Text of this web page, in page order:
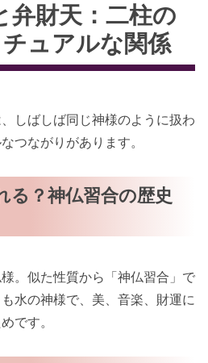
弁財天：二柱の
ュアルな関係
しばしば同じ神様のように扱わ
つながりがあります。
る？神仏習合の歴史
。似た性質から「神仏習合」で
水の神様で、美、音楽、財運に
です。